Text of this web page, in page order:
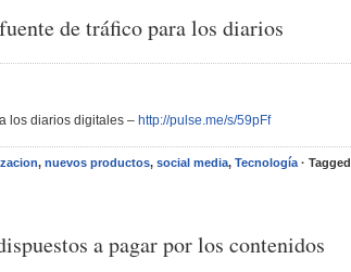
de tráfico para los diarios
los diarios digitales – http://pulse.me/s/59pFf
, nuevos productos, social media, Tecnología · Tagged
a pagar por los contenidos